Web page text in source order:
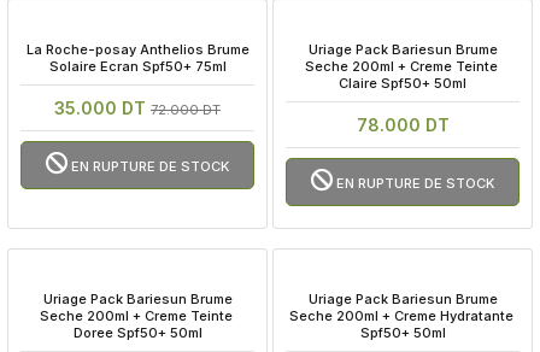
La Roche-posay Anthelios Brume
Solaire Ecran Spf50+ 75ml
35.000 DT 72.000 DT
EN RUPTURE DE STOCK
Uriage Pack Bariesun Brume
Seche 200ml + Creme Teinte
Claire Spf50+ 50ml
78.000 DT
EN RUPTURE DE STOCK
Uriage Pack Bariesun Brume
Seche 200ml + Creme Teinte
Doree Spf50+ 50ml
Uriage Pack Bariesun Brume
Seche 200ml + Creme Hydratante
Spf50+ 50ml